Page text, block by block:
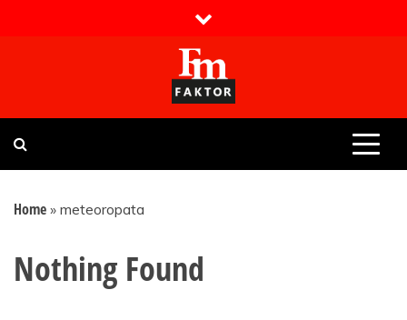
Faktor magazin
Uvijek presudan
Home » meteoropata
Nothing Found